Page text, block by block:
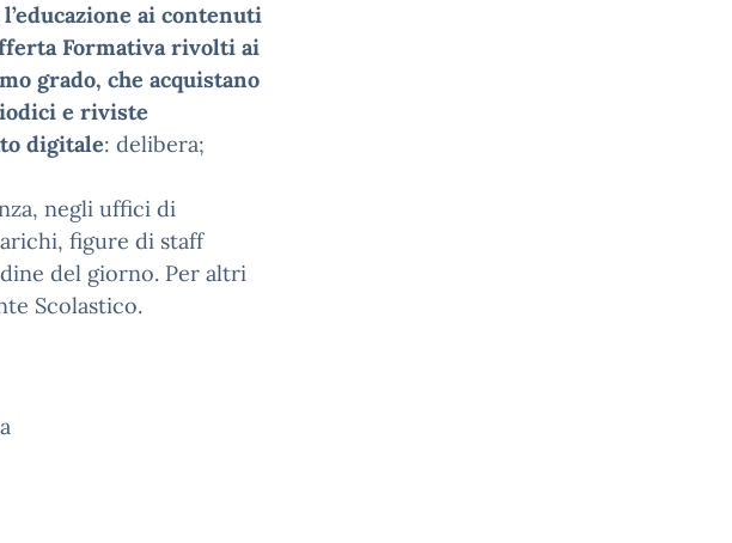
ai contenuti
Formativa rivolti ai
grado, che acquistano
e riviste
digitale: delibera;
negli uffici di
figure di staff
del giorno. Per altri
Scolastico.